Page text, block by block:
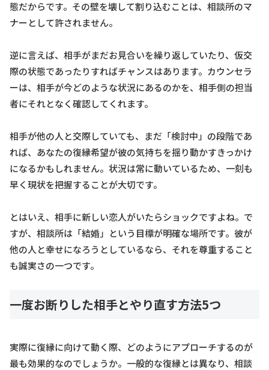
態だからです。その壁を壊して割り込むことは、相談所のマ
ナーとして許されません。
逆に言えば、相手がまだお見合いを繰り返していたり、仮交
際の状態であったりすればチャンスはあります。カウンセラ
ーは、相手が今どのような状況にあるのかを、相手側の担当
者にそれとなく確認してくれます。
相手が他の人と交際していても、まだ「検討中」の段階であ
れば、あなたの復縁希望が彼の気持ちを揺り動かすきっかけ
になるかもしれません。状況は常に動いているため、一刻も
早く現状を把握することが大切です。
とはいえ、相手に新しい恋人がいたらショックですよね。で
すが、相談所は「結婚」という目標が明確な場所です。彼が
他の人と幸せになろうとしているなら、それを尊重すること
も誠実さの一つです。
一度お断りした相手とやり直す方法5つ
実際に復縁に向けて動く際、どのようにアプローチするのが
最も効果的なのでしょうか。一般的な復縁とは異なり、相談